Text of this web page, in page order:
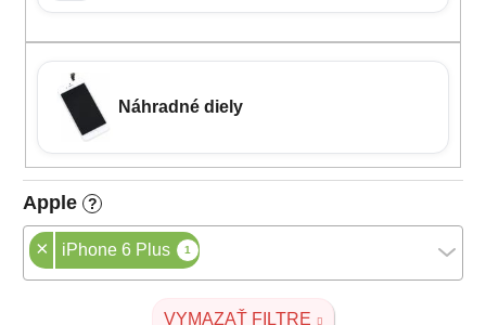
Náhradné diely
Apple ?
× iPhone 6 Plus 1
VYMAZAŤ FILTRE